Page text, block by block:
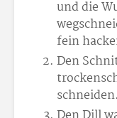
und die
fein
Den
schneiden.